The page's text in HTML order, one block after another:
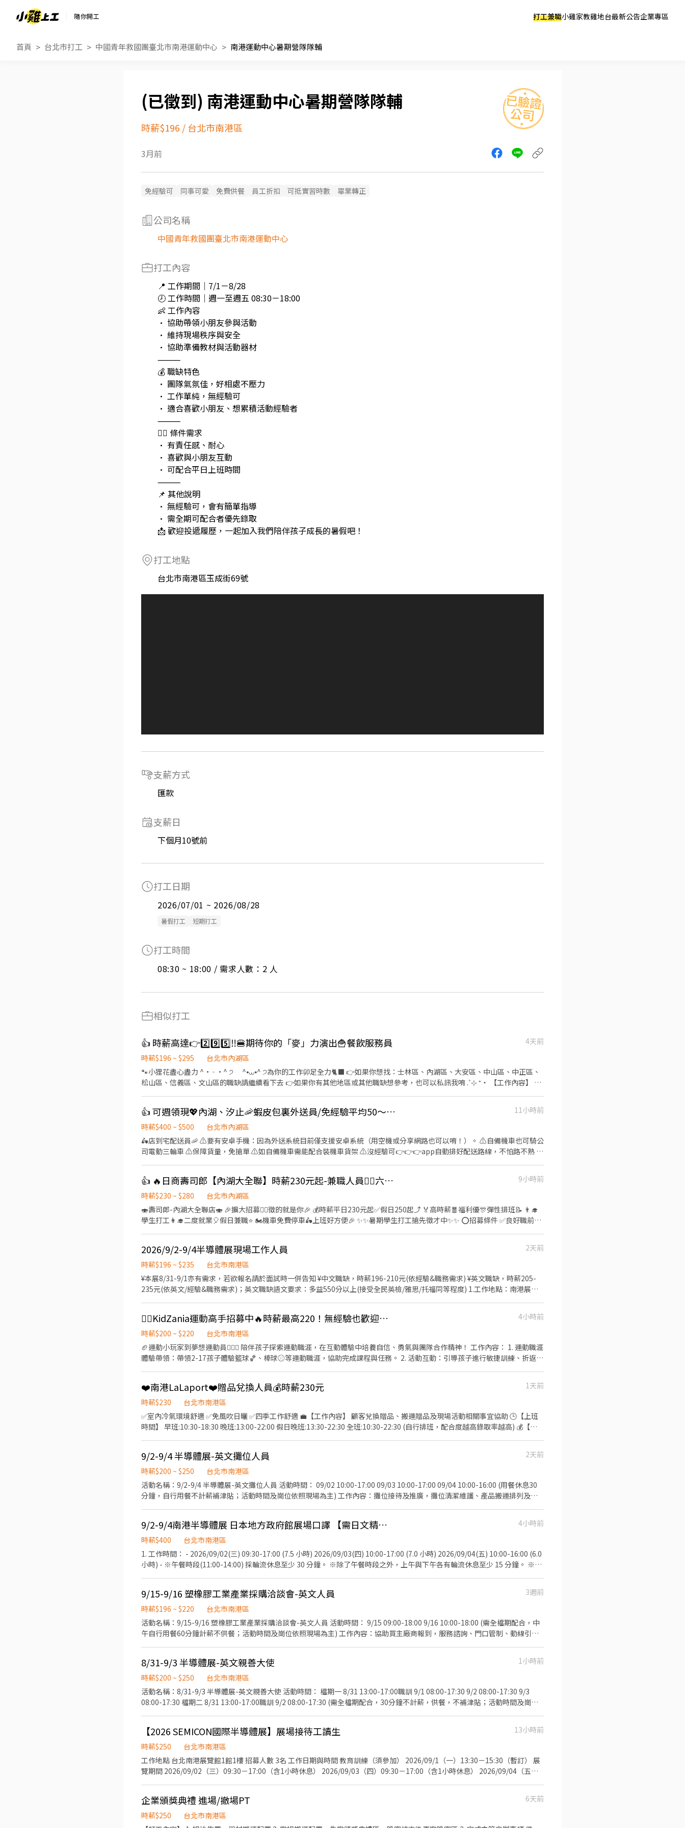
隨你開工 打工兼職小雞家教雞地台最新公告企業專區
首頁 台北市打工 中國青年救國團臺北市南港運動中心 南港運動中心暑期營隊隊輔
南港運動中心暑期營隊隊輔
時薪$196 / 台北市南港區
3月前
免經驗可 同事可愛 免費供餐 員工折扣 可抵實習時數 畢業轉正
公司名稱
中國青年救國團臺北市南港運動中心
打工內容
📍 工作期間｜7/1－8/28
🕗 工作時間｜週一至週五 08:30－18:00
👶 工作內容
• 協助帶領小朋友參與活動
• 維持現場秩序與安全
• 協助準備教材與活動器材
⸻
💰 職缺特色
• 團隊氣氛佳，好相處不壓力
• 工作單純，無經驗可
• 適合喜歡小朋友、想累積活動經驗者
⸻
🙋‍♀️ 條件需求
• 有責任感、耐心
• 喜歡與小朋友互動
• 可配合平日上班時間
⸻
📌 其他說明
• 無經驗可，會有簡單指導
• 需全期可配合者優先錄取
📩 歡迎投遞履歷，一起加入我們陪伴孩子成長的暑假吧！
打工地點
台北市南港區玉成街69號
支薪方式
匯款
支薪日
下個月10號前
打工日期
2026/07/01 ~ 2026/08/28
暑假打工 短期打工
打工時間
08:30 ~ 18:00 / 需求人數：2 人
相似打工
👍 時薪高達👉2️⃣9️⃣5️⃣‼️🍔期待你的「麥」力演出🍟餐飲服務員
4天前
時薪$196 ~ $295
台北市內湖區
🐾小狸花盡心盡力 ^• ᵕ •^ ੭ ^⦁⩊⦁^ ੭為你的工作卯足全力🐈‍⬛ 👉如果你想找：士林區、內湖區、大安區、中山區、中正區、
松山區、信義區、文山區的職缺請繼續看下去 👉如果你有其他地區或其他職缺想參考，也可以私訊我唷 .˚⊹ ⁺‧ 【工作內容】 ‧⁺
店 .˚⊹ ⁺‧ 【薪資制度】 ‧⁺ ⊹˚. 💰 在上述時段內，時薪為 $ 225 ~ 240 🪙 若非以上時段，時薪為 $ 196 💰 過00:00 + $ 55 夜班津貼
.˚⊹ ⁺‧ 【 休假制度】 ‧⁺ ⊹˚. 📌 採排休制（無固定休） 🗓️ 周一至週日皆需排班 🚫 周六、周日可排休不可固定休 .˚⊹ ⁺‧ 【上班地
點】 ‧⁺ ⊹˚. 👉士林區 台北士林店📍台北市士林區中山北路五段602號 👉內湖區 台北西湖店📍台北市內湖區內湖路一段283號 台
北舊宗二店📍台北市內湖區舊宗路一段275號 👉大安區 羅斯福店📍台北市大安區羅斯福路二段45號 台北麟光店📍台北市大安區
和平東路三段406巷8號 台北復興二店📍台北市大安區復興南路二段273號 台北光復店📍台北市大安區光復南路286號 👉中山區
台北長春店📍台北市中山區長春路172號 台北南京五店📍台北市中山區南京東路三段210之1號 👉中正區 林森二店📍台北市中正
區林森南路1號 台北濟南店📍台北市中正區濟南路二段66號 台北館前店📍台北市中正區館前路8號 台北公園店📍台北市中正區公
📍台北市松山區民權東路三段128號 台北南京二店📍台北市松山區南京東路五段162號 台北南京六店📍台北市松山區南京東路四
段57號 👉信義區 忠孝四店📍台北市信義區忠孝東路五段522號 台北101店📍台北市信義區市府路45號 台北夢廣場店📍台北市信
義區松高路11號 👉文山區 台北興隆店📍台北市文山區興隆路三段54號 台北指南店📍台北市文山區指南路二段67號 台北木新店
📍台北市文山區木新路三段174號 台北動物園三店📍台北市文山區新光路二段30號 .˚⊹ ⁺‧ 【超級亮點】 ‧⁺ ⊹˚. 💼 勞保・勞退・
團保 ⛽ 汽機車油資補貼 🔧 汽機車修繕補貼 🤝 推薦好友獎金 $600/人 📆 國定假日上班享雙倍薪資💥 .˚⊹ ⁺‧ 【 想聯繫我】 ‧⁺ ⊹˚.
☝️ 點選【立即應徵】我會速度回覆你！ ✌️ 或加入 🅻🅸🅽🅴：https://lin.ee/8rsUSDv 🤟 留言「姓名＋電話＋截圖職缺」就能聯
繫上～ 若想參考其他職缺，可以到我的Threads，看更多更多的職缺喔♬ My Threads：tsaipei_ruby https://reurl.cc/7b2vad
別害羞❌別害怕❌找工作聯繫我⭕
👍 可週領現💖內湖、汐止🦐蝦皮包裏外送員/免經驗平均50～80K，公司車
11小時前
時薪$400 ~ $500
台北市內湖區
🛵店到宅配送員🦐 ⚠️要有安卓手機：因為外送系統目前僅支援安卓系統（用空機或分享網路也可以唷！）。 ⚠️自備機車也可騎公
司電動三輪車 ⚠️保障貨量，免搶單 ⚠️如自備機車需能配合裝機車貨架 ⚠️沒經驗可👉👉👉app自動排好配送路線，不怕路不熟 ⚠️
（穩定出勤）：$60,000 ~ $80,000 元 / 月 🔥 拼命努力送（挑戰極限）：$80,000 ~ $180,000 元 + 額外加碼獎金！
━━━━━━━━━━━━━━━━ ✅ 領薪彈性：每月15號準時發薪（可匯款/領現），亦可配合【每週領薪】，週週有錢花！
━━━━━━━━━━━━━━━━━ 📍 【熱門開缺地點 ── 趕快卡位】 ━━━━━━━━━━━━━━━━━ 台北市、新北
市各行政區皆有缺額（文山、林口、板橋、永和、中和、新店、三重、新莊、樹林、土城、淡水、信義、大同、萬華、松山、中
山、內湖...等） 點擊立即應徵，私訊告知小編你想送哪一區，馬上幫你保留就近站點！ ━━━━━━━━━━━━━━━━━ 📩
【火速卡位應徵流程】 ➊ 點擊填寫廠商制式履歷（1分鐘完成，快速安排送審）： 👉https://reurl.cc/V292KN 🔒 【隱私防線】
個資僅供廠商審核，敏感欄位（身分證/詳細地址）錄取前皆可先不填！ ➋加入留言： 👉https://lin.ee/OBnhVN5 私訊留下 ⌜姓
名+電話 +應徵蝦皮外送」💥
👍 🔥日商壽司郎【內湖大全聯】時薪230元起-兼職人員🙆‍♀️六日250元起💰
9小時前
時薪$230 ~ $280
台北市內湖區
🍣壽司郎-內湖大全聯店🍣 🎉擴大招募🙆‍♀️徵的就是你🎉 💰時薪平日230元起✅️假日250起⤴️ 🏅高時薪🧧福利優🎊彈性排班📝 👨‍🎓
學生打工👩‍🎓二度就業🎈假日兼職⭐️ 🏍機車免費停車🛵上班好方便🎉 ✨️✨️暑期學生打工搶先徵才中✨️✨️ ⭕招募條件 ✅️良好職前教
作內容 ▪外場🎈 帶客入座→介紹、服務→飲料提供→餐具清洗→桌邊結帳→收銀結帳......等。 ▪內場🍣 商品進貨、準備、整理→
餐點製作→提供餐點→餐具清洗→環境整理維護......等。 ▪洗碗區🫧 餐具清洗、環境整理整頓、環境清洗......等。 ✨️在職教育訓練
完善，無經驗者也OK✨️ ⭕獎金福利 ▪生日禮券！ ▪員工用餐優惠！ ▪不定期活動競賽獎金！ ▪一年4次考核及調薪！ ▪加班費
5分鐘為單位計算！ ▪介紹親朋好友入職，期滿可獲得3,000～5,000元獎金！ ⭕基本保障 ①加班費(以5分鐘為單位計算) ②勞
保、健保、意外險 ③每月提撥勞工退休新制6% ④特休按照勞基法規定 ⑤颱風天出勤津貼 ⑥員工用餐折扣 ⑦提供員工制服 ⑧任
職一年後提供免費健檢
2026/9/2-9/4半導體展現場工作人員
2天前
時薪$196 ~ $235
台北市南港區
¥本展8/31-9/1亦有需求，若欲報名請於面試時一併告知 ¥中文職缺，時薪196-210元(依經驗&職務需求) ¥英文職缺，時薪205-
235元(依英文/經驗&職務需求)；英文職缺語文要求：多益550分以上(接受全民英檢/雅思/托福同等程度) 1.工作地點：南港展館
服、下身全黑褲、全黑包鞋，儀容面容整潔 7.其它說明：本展供餐、午休0.5小時不計薪、依法計加班費，2026/10/5發薪 8.保險
⛹🏻KidZania運動高手招募中🔥時薪最高220！無經驗也歡迎🙌🏻
4小時前
時薪$200 ~ $220
台北市南港區
🏈運動小玩家到夢想運動員⛹🏻‍♂️ 陪伴孩子探索運動職涯，在互動體驗中培養自信、勇氣與團隊合作精神！ 工作內容： 1. 運動職涯
體驗帶領：帶領2-17孩子體驗籃球🏀、棒球⚾️等運動職涯，協助完成課程與任務。 2. 活動互動：引導孩子進行敏捷訓練、折返
月至少排班 50 小時，一週至少排3天，一天至少 4 小時。（彈性排班！詳細時段可於面談時討論唷！） 🔍我們在找這樣的你 ✔️
歡迎體育、運動、休閒、教育相關科系，或熱愛運動的夥伴加入！無經驗也歡迎唷！ ✔️ 喜歡小朋友，充滿活力與親和力 🤸🏻‍♂️ ✔️
對運動有熱忱，願意學習並分享運動知識 ✔️ 樂於團隊合作，具良好溝通能力與臨場應變能力 ✨
❤️南港LaLaport❤️贈品兌換人員💰時薪230元
1天前
時薪$230
台北市南港區
✅室內冷氣環境舒適 ✅免風吹日曬 ✅四季工作舒適 💼【工作內容】 顧客兌換贈品、搬運贈品及現場活動相關事宜協助 🕒【上班
時間】 早班:10:30-18:30 晚班:13:00-22:00 假日晚班:13:30-22:30 全班:10:30-22:30 (自行排班，配合度越高錄取率越高) 💰【薪
LaLaport贈品兌換人員 2、姓名： 3、電話： 4、生日： 5、學歷： 6、簡述工作經驗： 7、8月及9月可排班日期： 8、附上照片
一張：
9/2-9/4 半導體展-英文攤位人員
2天前
時薪$200 ~ $250
台北市南港區
活動名稱：9/2-9/4 半導體展-英文攤位人員 活動時間： 09/02 10:00-17:00 09/03 10:00-17:00 09/04 10:00-16:00 (用餐休息30
分鐘，自行用餐不計薪補津貼；活動時間及崗位依照現場為主) 工作內容：攤位接待及推廣，攤位清潔維護、產品搬運排列及整
好英文溝通能力，檢附相關英文檢定為佳! 意者，請寄簡歷及數張照片至bfhrs5b32@gmail.com，或和 陳小姐聯繫02-
27201610 分機214 0966-517-026
9/2-9/4南港半導體展 日本地方政府館展場口譯 【需日文精通】
4小時前
時薪$400
台北市南港區
1. 工作時間： - 2026/09/02(三) 09:30-17:00 (7.5 小時) 2026/09/03(四) 10:00-17:00 (7.0 小時) 2026/09/04(五) 10:00-16:00 (6.0
小時) - ※午餐時段(11:00-14:00) 採輪流休息至少 30 分鐘。 ※除了午餐時段之外，上午與下午各有輪流休息至少 15 分鐘。 ※公
含「展前自主研讀參展單位資料」之準備補貼。 ※須完成以下【全套專案任務】方可全額領取： 1. 展前完成參展單位資料之自主
研讀與預習 2. 全程參與3天展期勤務（無遲到早退欠勤） 3. 會期結束後1週內提交A4約1-2頁之「展覽觀察報告」（提供簡易格
式） - ★【最高總計可領：10,000 元】 - 4. 工作內容： - 展場口譯與攤位協助 (日文 ⇔ 中文) ・展場攤位留守、接待、諮詢、基
本產品介紹 ・名片交換、發放 DM、簡單了解顧客背景與需求 ・陪同日本參展者或貴賓參觀展場並與其他參展者交流 ・協助攤位
進場作業、核對物品清單、物品搬運、歸位與擺設 ・活動期間庶務工作：展場簡易清潔、整理與維護 ・其他主管交辦事項 - 5. 注
意事項： - ・須具備良好日語溝通能力 (日文檢定 N1 或同等日語水準) ・須具備良好華語溝通能力 (華語文能力測驗流利精通級或
同等華語水準) ・須 09/02-09/04 全程皆可配合者。 ・工作須長時間站立，請評估自身體力狀況。 ・會英文者尤佳，歡迎於自我
推薦時說明！ ・如有長髮者，煩請自備髮飾綁好，以利活動進行。 - ・著裝要求 (商務休閒風 Smart Casual)： 【上半身】請穿
著素雅乾淨之有領上衣 (襯衫或 Polo 衫皆可)、罩衫或針織衫。請避免無袖、過於暴露或過於休閒的 T 恤。 【下半身】請穿著休
閒長褲、西裝褲或及膝裙 (考量展場活動與物品搬運方便，強烈建議以長褲為主)。請避免短褲、破洞牛仔褲。 【鞋款規定】因需
長時間站立與走動，請穿著舒適的包鞋或一般運動鞋。嚴禁穿著任何露出腳趾的鞋款 (即使是具設計感的時尚涼鞋、拖鞋、穆勒
鞋等也一律禁止)。 - ・稅務與保險說明： 本公司依法開立扣繳憑單 (若無特殊需求將不另行發放紙本，每年 5 月申報個人所得稅
時，稅務相關系統皆會有相關所得紀錄)。 公司會為員工投保勞保與提繳勞工退休金 (相關費用由公司負擔)；因屬短期勤務，無
須轉移健保投保單位。 - 6. 支薪方式/支薪日： - ・匯款：展期結束後 4 週內匯款 - 7. 應徵： - -意者直接於本平台完成應徵
9/15-9/16 塑橡膠工業產業採購洽談會-英文人員
3週前
時薪$196 ~ $220
台北市南港區
活動名稱：9/15-9/16 塑橡膠工業產業採購洽談會-英文人員 活動時間： 9/15 09:00-18:00 9/16 10:00-18:00 (需全檔期配合，中
午自行用餐60分鐘計薪不供餐；活動時間及崗位依照現場為主) 工作內容：協助買主廠商報到，服務諮詢、門口管制、動線引
196/HR；活動NT220/HR 活動人數：28人 匯款日期：活動結束隔月15號，遇例假日順延(10/15 由凱基銀行匯款) 須具備良好英
文溝通能力，檢附相關英文檢定為佳! 意者，請寄簡歷及數張照片至bfhrs5b32@gmail.com，或和 温小姐聯繫02-27201610 分
機213
8/31-9/3 半導體展-英文親善大使
1小時前
時薪$200 ~ $250
台北市南港區
活動名稱：8/31-9/3 半導體展-英文親善大使 活動時間： 檔期一 8/31 13:00-17:00職訓 9/1 08:00-17:30 9/2 08:00-17:30 9/3
08:00-17:30 檔期二 8/31 13:00-17:00職訓 9/2 08:00-17:30 (需全檔期配合，30分鐘不計薪，供餐，不補津貼；活動時間及崗位
日期：活動結束隔月15號，遇例假日順延(10/15由凱基銀行匯款) 須具備良好英文溝通能力，檢附相關英文檢定為佳! 意者，請寄
簡歷及數張照片至bfhrs5b32@gmail.com，或和 黃小姐聯繫02-27201610 分機201 0913-192-394
【2026 SEMICON國際半導體展】展場接待工讀生
13小時前
時薪$250
台北市南港區
工作地點 台北南港展覽館1館1樓 招募人數 3名 工作日期與時間 教育訓練（須參加） 2026/09/1（一）13:30－15:30（暫訂） 展
覽期間 2026/09/02（三）09:30－17:00（含1小時休息） 2026/09/03（四）09:30－17:00（含1小時休息） 2026/09/04（五）
具親和力，喜歡與人互動 積極主動、活潑大方、責任感佳 配合度高、守時、細心 英文溝通能力佳（建議多益 TOEIC 650 分以上
或具同等英文溝通能力） 熟悉 Excel 基本操作尤佳 有展覽、活動或服務業經驗者加分 服裝規定(展覽期間) 白色襯衫 黑色西裝褲
或黑色及膝裙 黑色包鞋或皮鞋 錄取方式 初步履歷審核後，將安排線上第二階段面試。 歡迎喜歡與人互動、具服務熱忱及英文溝
企業頒獎典禮 進場/撤場PT
6天前
時薪$250
台北市南港區